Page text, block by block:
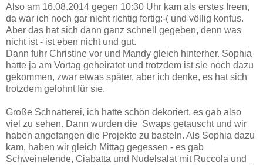
Also am 16.08.2014 gegen 10:30 Uhr kam als erstes Ireen,
da war ich noch gar nicht richtig fertig:-( und völlig konfus.
Aber das hat sich dann ganz schnell gegeben, denn was
nicht ist - ist eben nicht und gut.
Dann fuhr Christine vor und Mandy gleich hinterher. Sophia
hatte ja am Vortag geheiratet und trotzdem ist sie noch dazu
gekommen, zwar etwas später, aber ich denke, es hat sich
trotzdem gelohnt für sie.
Große Schnatterei, ich hatte schön dekoriert, es gab also
viel zu sehen. Dann wurden die Swaps getauscht und wir
haben angefangen die Projekte zu basteln. Als Sophia dazu
kam, haben wir gleich Mittag gegessen - es gab
Schweinelende, Ciabatta und Nudelsalat mit Ruccola und